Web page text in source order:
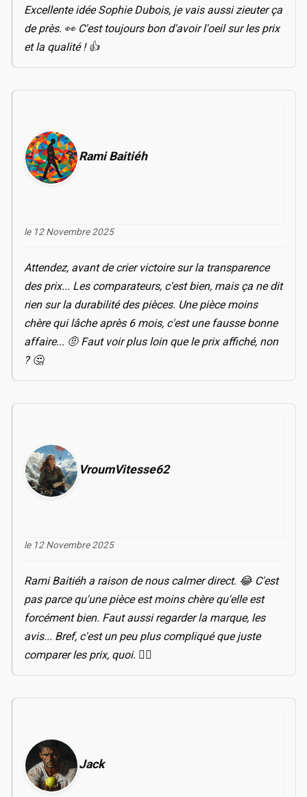
Excellente idée Sophie Dubois, je vais aussi zieuter ça
de près. 👀 C'est toujours bon d'avoir l'oeil sur les prix
et la qualité ! 👍
Rami Baitiéh
le 12 Novembre 2025
Attendez, avant de crier victoire sur la transparence
des prix... Les comparateurs, c'est bien, mais ça ne dit
rien sur la durabilité des pièces. Une pièce moins
chère qui lâche après 6 mois, c'est une fausse bonne
affaire... 🤨 Faut voir plus loin que le prix affiché, non
? 🤔
VroumVitesse62
le 12 Novembre 2025
Rami Baitiéh a raison de nous calmer direct. 😂 C'est
pas parce qu'une pièce est moins chère qu'elle est
forcément bien. Faut aussi regarder la marque, les
avis... Bref, c'est un peu plus compliqué que juste
comparer les prix, quoi. 🤷‍♀️
Jack